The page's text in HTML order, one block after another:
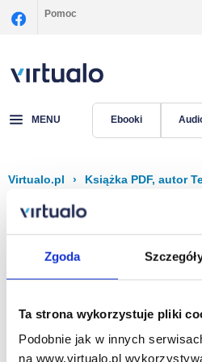
Zgoda
Ta strona wykorzystuje pliki
Podobnie jak w innych
na www.virtualo.pl
Pomoc
MENU Ebooki
Virtualo.pl › Książka PDF, autor
Filtruj